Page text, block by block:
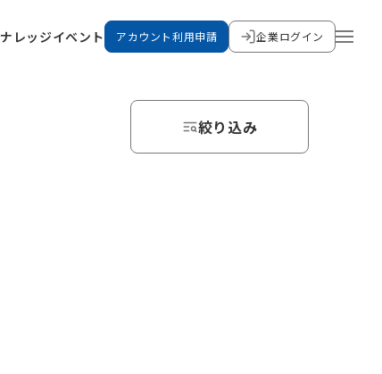
ナレッジイベント アカウント利用申請 企業ログイン
絞り込み